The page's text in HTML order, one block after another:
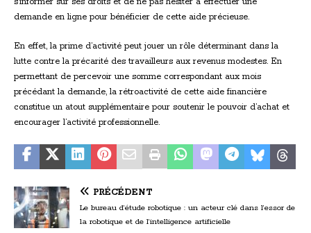
demande en ligne pour bénéficier de cette aide précieuse.
En effet, la prime d’activité peut jouer un rôle déterminant dans la
lutte contre la précarité des travailleurs aux revenus modestes. En
permettant de percevoir une somme correspondant aux mois
précédant la demande, la rétroactivité de cette aide financière
constitue un atout supplémentaire pour soutenir le pouvoir d’achat et
encourager l’activité professionnelle.
PRÉCÉDENT
Le bureau d’étude robotique : un acteur clé dans l’essor de
la robotique et de l’intelligence artificielle